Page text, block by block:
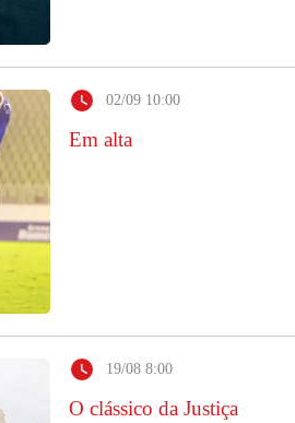
02/09 10:00
Em alta
19/08 8:00
O clássico da Justiça